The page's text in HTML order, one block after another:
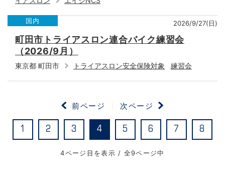
国内 2026/9/27(日)
町田市トライアスロン連合バイク練習会
（2026/9月）
東京都 町田市 トライアスロン安全保険対象 練習会
4ページ目を表示 / 全9ページ中
前ページ
1 2 3 4 5 6 7 8
次ページ